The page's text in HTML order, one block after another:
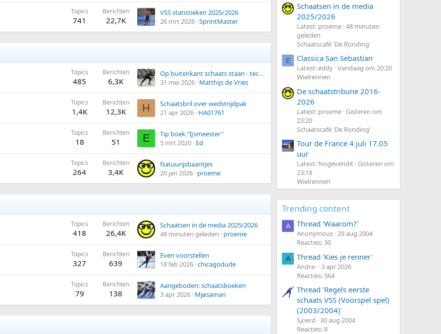
Topics
741
Berichten
22,7K
VSS statistieken 2025/2026
26 mrt 2026 SprintMaster
Topics
485
Berichten
6,3K
Op buitenkant schaats staan - techniek / materiaal
31 mei 2026 Matthijs de Vries
Topics
1,4K
Berichten
12,3K H
Schaatsbril over wedstrijdpak
21 apr 2026 HA01761
Topics
18
Berichten
51 E
Tip boek "IJsmeester"
5 mrt 2020 Ed
Topics
264
Berichten
3,4K
Natuurijsbaantjes
20 jan 2026 proeme
Topics
418
Berichten
26,4K
Schaatsen in de media 2025/2026
48 minuten geleden
proeme
Topics
327
Berichten
639
Even voorstellen
18 feb 2026 chicagodude
Topics
79
Berichten
138
Aangeboden: schaatsboeken
3 apr 2026 Mjøsaman
Schaatsen in de media
2025/2026
Latest: proeme 48 minuten
geleden
Schaatscafé 'De Ronding'
E Classica San Sebastian
Latest: eddy Vandaag om 20:20
Wielrennen
De schaatstribune 2016-
2026
Latest: proeme Gisteren om
23:20
Schaatscafé 'De Ronding'
Tour de France 4 juli 17.05
uur
Latest: Nogevendit Gisteren om
23:18
Wielrennen
Trending content
A Thread 'Waarom?'
Anonymous 29 aug 2004
Reacties: 30
A Thread 'Kies je renner'
Andre- 3 apr 2026
Reacties: 564
Thread 'Regels eerste
schaats VSS (Voorspel spel)
(2003/2004)'
Sjoerd 30 aug 2004
Reacties: 8